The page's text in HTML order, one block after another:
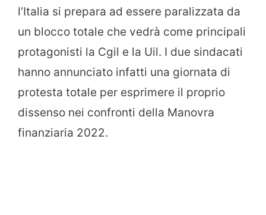
l’Italia si prepara ad essere paralizzata da
un blocco totale che vedrà come principali
protagonisti la Cgil e la Uil. I due sindacati
hanno annunciato infatti una giornata di
protesta totale per esprimere il proprio
dissenso nei confronti della Manovra
finanziaria 2022.